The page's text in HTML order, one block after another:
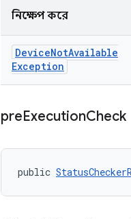
নিক্ষেপ করে
DeviceNotAvailable
Exception
preExecutionCheck
public